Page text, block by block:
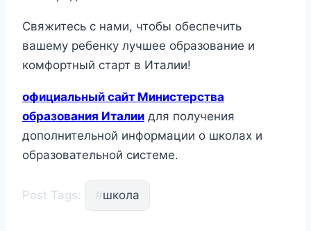
Свяжитесь с нами, чтобы обеспечить
вашему ребенку лучшее образование и
комфортный старт в Италии!
официальный сайт Министерства
образования Италии для получения
дополнительной информации о школах и
образовательной системе.
Post Tags: #школа